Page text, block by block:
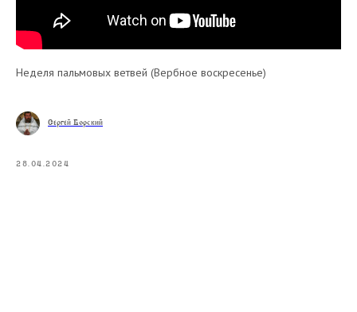
Неделя пальмовых ветвей (Вербное воскресенье)
Сергей Борский
28.04.2024